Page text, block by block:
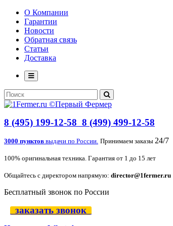
О Компании
Гарантии
Новости
Обратная связь
Статьи
Доставка
8 (495) 199-12-58 8 (499) 499-12-58
3000 пунктов выдачи по России. Принимаем заказы 24/7
100% оригинальная техника. Гарантия от 1 до 15 лет
Общайтесь с директором напрямую: director@1fermer.ru
Бесплатный звонок по России
заказать звонок